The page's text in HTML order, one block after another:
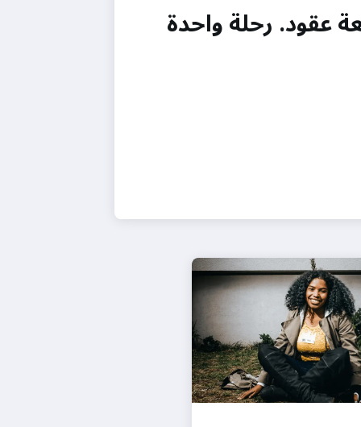
عقود. رحلة واحدة